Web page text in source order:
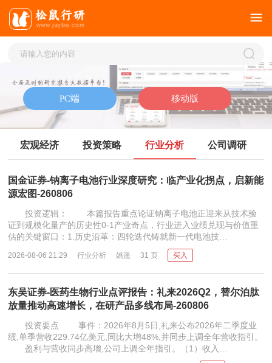
宏观经济 投资策略 行业分析 公司调研
国金证券-钠离子电池行业深度研究：临产业化拐点，启新能
源宏图-260806
投资逻辑： 本篇报告重点论证钠离子电池正迎来从技术验
证到规模化量产的历史性0-1产业奇点，行业进入业绩兑现与价值重
估的关键窗口：1.历史沿革：四轮迭代铸就新一代电池技…
2026-08-06 21:29 行业分析 姚遥 31 页 买入
东吴证券-医药生物行业点评报告：礼来2026Q2，替尔泊肽
放量推动高速增长，在研产品多线布局-260806
投资要点 事件：2026年8月5日,礼来公布2026年二季度业
绩,单季营收229.74亿美元,同比大增48%,并同步上调全年营收指引。
盈利与营收同步高增,公司上调全年指引。（1）收入…